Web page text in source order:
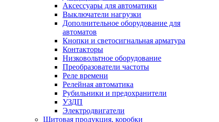
Аксессуары для автоматики
Выключатели нагрузки
Дополнительное оборудование для
автоматов
Кнопки и светосигнальная арматура
Контакторы
Низковольтное оборудование
Преобразователи частоты
Реле времени
Релейная автоматика
Рубильники и предохранители
УЗДП
Электродвигатели
Щитовая продукция, коробки